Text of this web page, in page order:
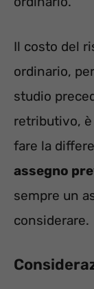
Il costo del
ordinario,
studio
retributivo,
fare la
assegno
sempre un
considerare.